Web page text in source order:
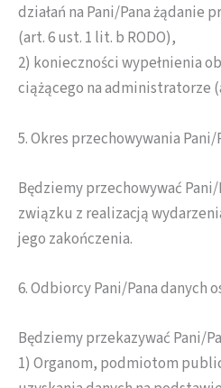
działań na Pani/Pana żądanie
(art. 6 ust. 1 lit. b RODO),
2) konieczności wypełnienia
ciążącego na administratorze
5. Okres przechowywania
Będziemy przechowywać
związku z realizacją
jego zakończenia.
6. Odbiorcy Pani/Pana danych
Będziemy przekazywać Pani/
1) Organom, podmiotom